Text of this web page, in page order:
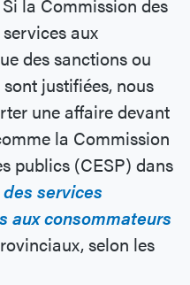
la Commission des
aux
des sanctions ou
justifiées, nous
une affaire devant
la Commission
publics (CESP) dans
services
aux consommateurs
selon les